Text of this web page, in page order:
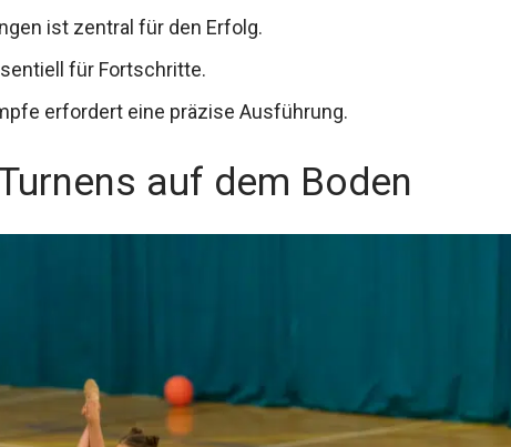
ist zentral für den Erfolg.
für Fortschritte.
erfordert eine präzise Ausführung.
auf dem Boden